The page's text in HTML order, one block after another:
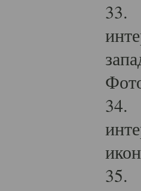
33.
34.
35.